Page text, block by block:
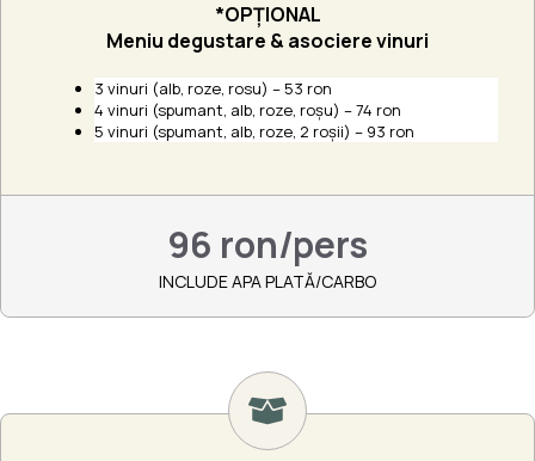
*OPȚIONAL
Meniu degustare & asociere vinuri
3 vinuri (alb, roze, rosu) – 53 ron
4 vinuri (spumant, alb, roze, roșu) – 74 ron
5 vinuri (spumant, alb, roze, 2 roșii) – 93 ron
96 ron/pers
INCLUDE APA PLATĂ/CARBO